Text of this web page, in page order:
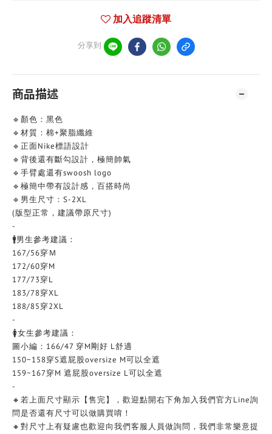
加入追蹤清單
分享到
商品描述
🔹顏色：黑色
🔹材質：棉+聚脂纖維
🔹正面Nike標語設計
🔹背後還有斷勾設計，極簡帥氣
🔹手臂處還有swoosh logo
🔹極簡中帶有設計感，百搭時尚
🔹男生尺寸：S-2XL
(版型正常，建議帶原尺寸)
-
🚹男生參考建議：
167/56穿Ｍ
172/60穿M
177/73穿L
183/78穿XL
188/85穿2XL
-
🚺女生參考建議：
圖小編：166/47 穿M剛好 L舒適
150~158穿S遮屁股oversize M可以全遮
159~167穿M 遮屁股oversize L可以全遮
-
🔸若上面尺寸顯示【售完】，歡迎點開右下角加入我們官方Line詢
問是否還有尺寸可以做購買唷！
🔸對尺寸上有疑慮也歡迎向我們客服人員做詢問，我們非常樂意提